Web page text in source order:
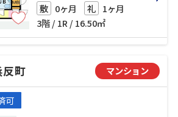
敷 0ヶ月 礼 1ヶ月
3階 / 1R / 16.50㎡
町 マンション
可